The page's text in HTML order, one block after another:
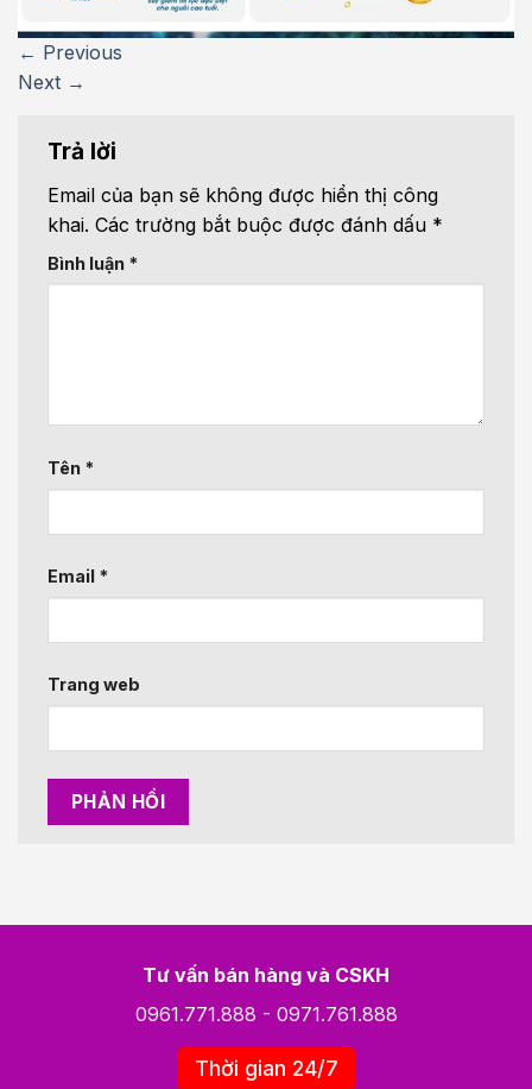
← Previous
Next →
Trả lời
Email của bạn sẽ không được hiển thị công
khai. Các trường bắt buộc được đánh dấu *
Bình luận *
Tên *
Email *
Trang web
Tư vấn bán hàng và CSKH
0961.771.888 - 0971.761.888
Thời gian 24/7